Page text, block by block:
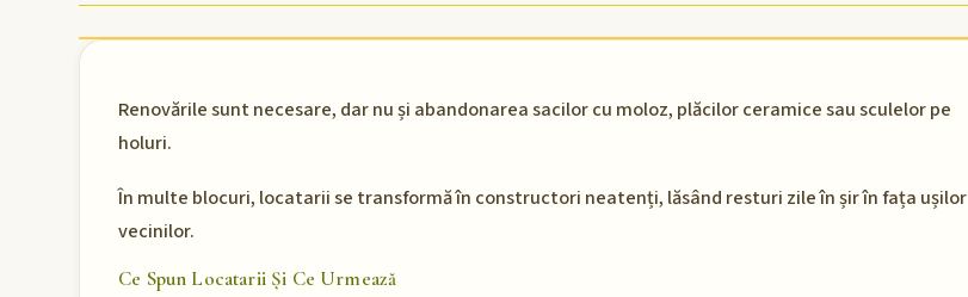
Renovările sunt necesare, dar nu și abandonarea sacilor cu moloz, plăcilor ceramice sau sculelor pe
holuri.
În multe blocuri, locatarii se transformă în constructori neatenți, lăsând resturi zile în șir în fața ușilor
vecinilor.
Ce Spun Locatarii Și Ce Urmează